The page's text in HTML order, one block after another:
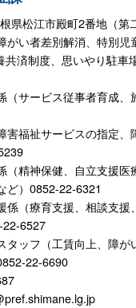
松江市殿町2番地（第
がい者差別解消、特別児
共済制度、思いやり駐車
（サービス従事者育成、
害福祉サービスの指定、
（精神保健、自立支援
ど）0852-22-6321
係（療育支援、相談支
22-6527
タッフ（工賃向上、障が
22-6690